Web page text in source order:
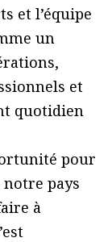
et l’équipe
un
et
quotidien
pour
pays
à